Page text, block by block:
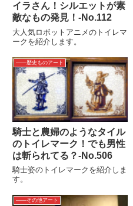
イラさん！シルエットが素
敵なもの発見！-No.112
大人気ロボットアニメのトイレマ
ークを紹介します。
――歴史ものアート
騎士と農婦のようなタイル
のトイレマーク！でも男性
は斬られてる？‐No.506
騎士姿のトイレマークを紹介しま
す。
――その他アート